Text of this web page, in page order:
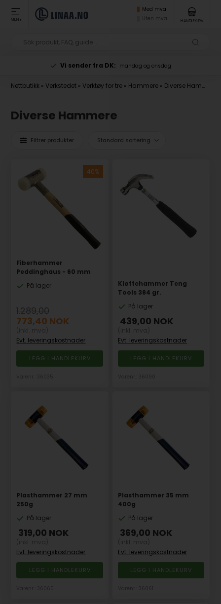
MENY
Med mva
Uten mva
HANDLEKURV
Vi sender fra DK: mandag og onsdag
Nettbutikk »Verkstedet »Verktøy for tre » Hammere » Diverse Hammere
Diverse Hammere
Filtrer produkter
Fiberhammer
Peddinghaus - 60 mm
På lager
1.289,00
773,40 NOK
Evt. leveringskostnader
Kløftehammer Teng
Tools 384 gr.
På lager
439,00 NOK
Evt. leveringskostnader
Plasthammer 27 mm
250g
På lager
319,00 NOK
Evt. leveringskostnader
Plasthammer 35 mm
400g
På lager
369,00 NOK
Evt. leveringskostnader